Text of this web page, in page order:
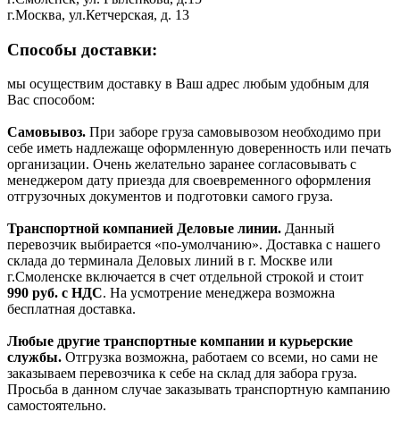
г.Москва, ул.Кетчерская, д. 13
Способы доставки:
мы осуществим доставку в Ваш адрес любым удобным для
Вас способом:
Самовывоз. При заборе груза самовывозом необходимо при
себе иметь надлежаще оформленную доверенность или печать
организации. Очень желательно заранее согласовывать с
менеджером дату приезда для своевременного оформления
отгрузочных документов и подготовки самого груза.
Транспортной компанией Деловые линии. Данный
перевозчик выбирается «по-умолчанию». Доставка с нашего
склада до терминала Деловых линий в г. Москве или
г.Смоленске включается в счет отдельной строкой и стоит
990 руб. с НДС. На усмотрение менеджера возможна
бесплатная доставка.
Любые другие транспортные компании и курьерские
службы. Отгрузка возможна, работаем со всеми, но сами не
заказываем перевозчика к себе на склад для забора груза.
Просьба в данном случае заказывать транспортную кампанию
самостоятельно.